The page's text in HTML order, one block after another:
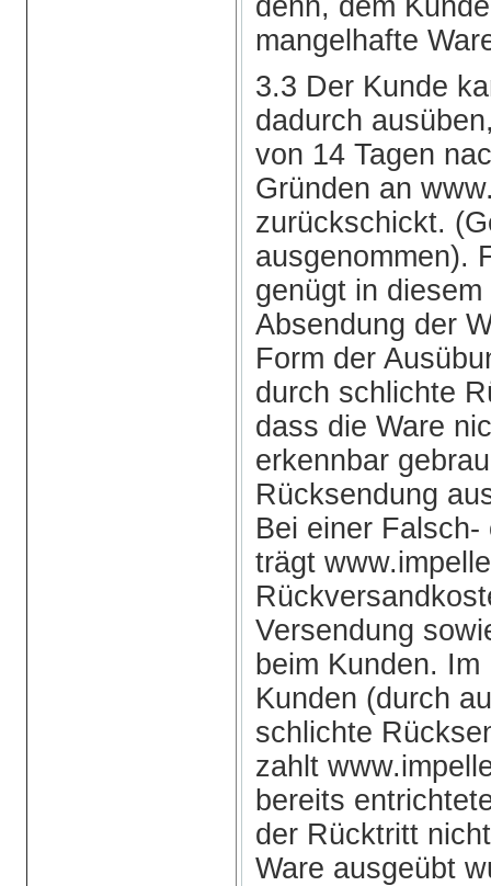
denn, dem
mangelhafte
3.3 Der Kunde
dadurch
von 14 Tagen
Gründen an
zurückschickt.
ausgenommen).
genügt in
Absendung der
Form der
durch schlichte
dass die Ware
erkennbar
Rücksendung
Bei einer
trägt
Versendung
beim Kunden.
Kunden (durch
schlichte
zahlt
bereits
der Rücktritt
Ware ausgeübt